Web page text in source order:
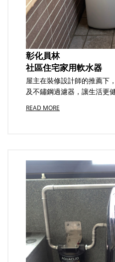
彰化員林
社區住宅家用軟水器
屋主在裝修設計師的推薦下
及不鏽鋼過濾器，讓生活更
READ MORE